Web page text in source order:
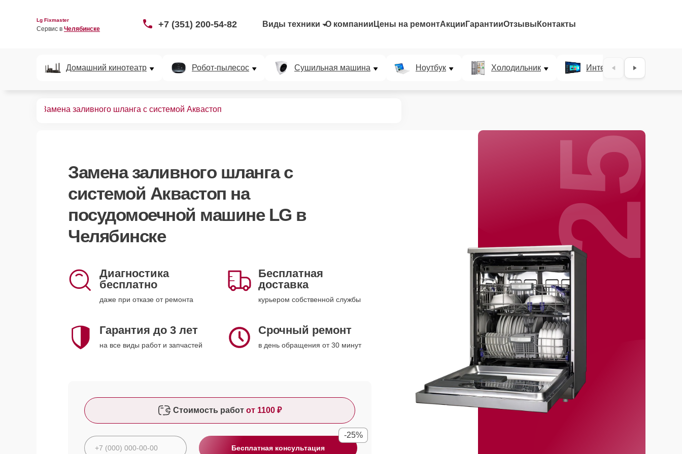
Lg Fixmaster
Сервис в Челябинске +7 (351) 200-54-82 Виды техники О компании Цены на ремонтАкции ГарантииОтзывы Контакты
Домашний кинотеатр Робот-пылесос Сушильная машина Ноутбук Холодильник Интерактивные панели
Замена заливного шланга с системой Аквастоп
Замена заливного шланга с
системой Аквастоп на
посудомоечной машине LG в
Челябинске
Диагностика
бесплатно
даже при отказе от ремонта
Бесплатная
доставка
курьером собственной службы
Гарантия до 3 лет
на все виды работ и запчастей
Срочный ремонт
в день обращения от 30 минут
Стоимость работ от 1100 ₽
Бесплатная консультация
-25%
25%